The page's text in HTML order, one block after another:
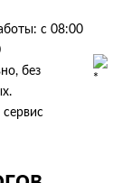
с 08:00
без